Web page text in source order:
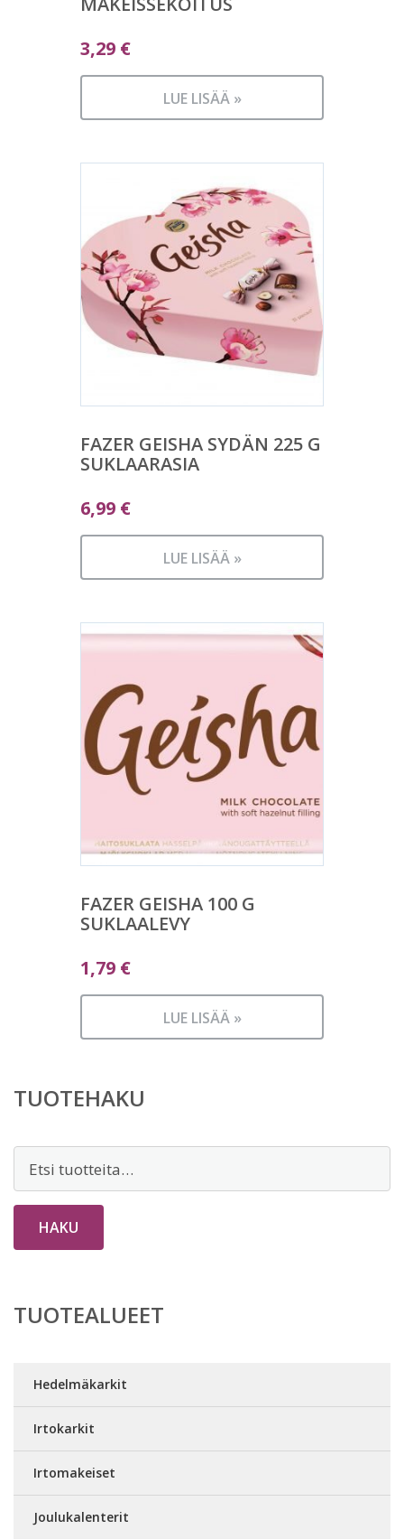
3,29 €
LUE LISÄÄ »
FAZER GEISHA SYDÄN 225 G
SUKLAARASIA
6,99 €
LUE LISÄÄ »
FAZER GEISHA 100 G
SUKLAALEVY
1,79 €
LUE LISÄÄ »
TUOTEHAKU
HAKU
TUOTEALUEET
Hedelmäkarkit
Irtokarkit
Irtomakeiset
Joulukalenterit